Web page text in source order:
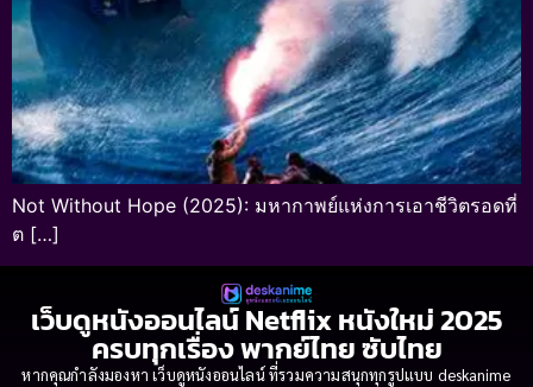
Not Without Hope (2025): มหากาพย์แห่งการเอาชีวิตรอดที่
ต […]
เว็บดูหนังออนไลน์ Netflix หนังใหม่ 2025
ครบทุกเรื่อง พากย์ไทย ซับไทย
หากคุณกำลังมองหา เว็บดูหนังออนไลน์ ที่รวมความสนุกทุกรูปแบบ deskanime